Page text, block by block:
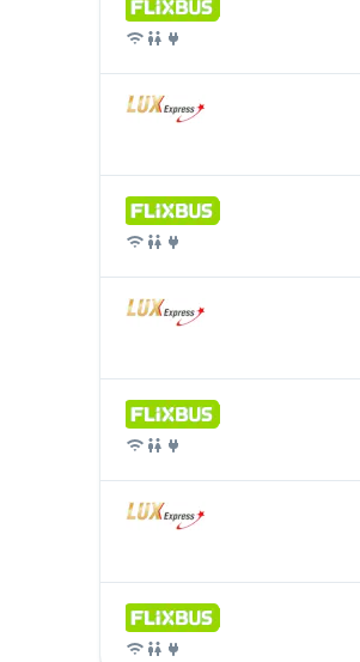
Otobüs
Otobüs
Otobüs